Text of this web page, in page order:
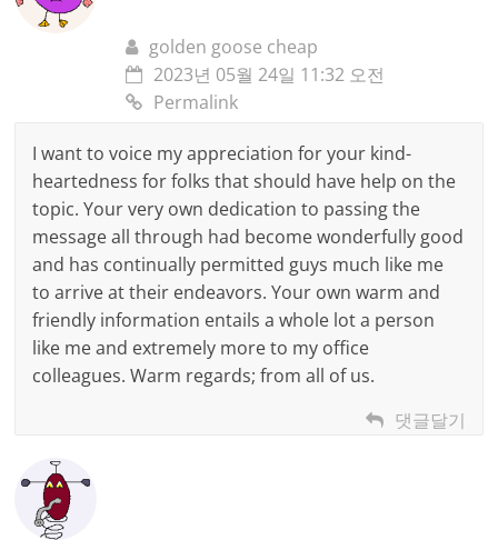
golden goose cheap
2023년 05월 24일 11:32 오전
Permalink
I want to voice my appreciation for your kind-
heartedness for folks that should have help on the
topic. Your very own dedication to passing the
message all through had become wonderfully good
and has continually permitted guys much like me
to arrive at their endeavors. Your own warm and
friendly information entails a whole lot a person
like me and extremely more to my office
colleagues. Warm regards; from all of us.
댓글달기